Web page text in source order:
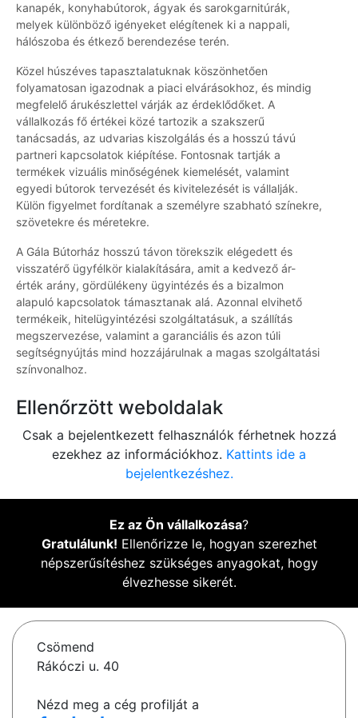
kanapék, konyhabútorok, ágyak és sarokgarnitúrák,
melyek különböző igényeket elégítenek ki a nappali,
hálószoba és étkező berendezése terén.
Közel húszéves tapasztalatuknak köszönhetően
folyamatosan igazodnak a piaci elvárásokhoz, és mindig
megfelelő árukészlettel várják az érdeklődőket. A
vállalkozás fő értékei közé tartozik a szakszerű
tanácsadás, az udvarias kiszolgálás és a hosszú távú
partneri kapcsolatok kiépítése. Fontosnak tartják a
termékek vizuális minőségének kiemelését, valamint
egyedi bútorok tervezését és kivitelezését is vállalják.
Külön figyelmet fordítanak a személyre szabható színekre,
szövetekre és méretekre.
A Gála Bútorház hosszú távon törekszik elégedett és
visszatérő ügyfélkör kialakítására, amit a kedvező ár-
érték arány, gördülékeny ügyintézés és a bizalmon
alapuló kapcsolatok támasztanak alá. Azonnal elvihető
termékeik, hitelügyintézési szolgáltatásuk, a szállítás
megszervezése, valamint a garanciális és azon túli
segítségnyújtás mind hozzájárulnak a magas szolgáltatási
színvonalhoz.
Ellenőrzött weboldalak
Csak a bejelentkezett felhasználók férhetnek hozzá
ezekhez az információkhoz. Kattints ide a
bejelentkezéshez.
Ez az Ön vállalkozása?
Gratulálunk! Ellenőrizze le, hogyan szerezhet
népszerűsítéshez szükséges anyagokat, hogy
élvezhesse sikerét.
Csömend
Rákóczi u. 40
Nézd meg a cég profilját a